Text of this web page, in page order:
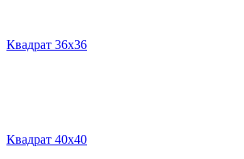
Квадрат 36х36
Квадрат 40х40